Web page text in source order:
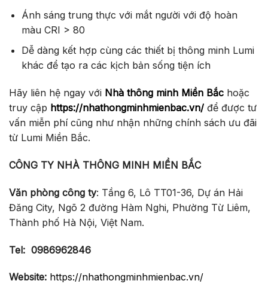
Ánh sáng trung thực với mắt người với độ hoàn
màu CRI > 80
Dễ dàng kết hợp cùng các thiết bị thông minh Lumi
khác để tạo ra các kịch bản sống tiện ích
Hãy liên hệ ngay với Nhà thông minh Miền Bắc hoặc
truy cập https://nhathongminhmienbac.vn/ để được tư
vấn miễn phí cũng như nhận những chính sách ưu đãi
từ Lumi Miền Bắc.
CÔNG TY NHÀ THÔNG MINH MIỀN BẮC
Văn phòng công ty: Tầng 6, Lô TT01-36, Dự án Hải
Đăng City, Ngõ 2 đường Hàm Nghi, Phường Từ Liêm,
Thành phố Hà Nội, Việt Nam.
Tel: 0986962846
Website: https://nhathongminhmienbac.vn/